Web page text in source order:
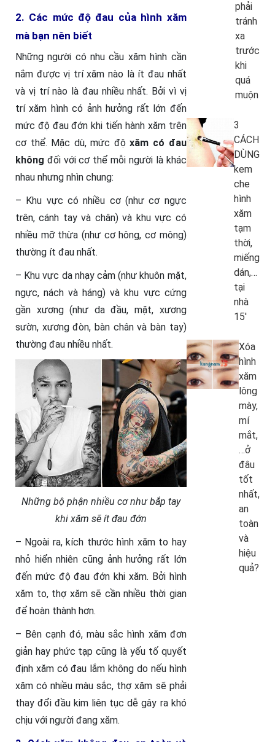
2. Các mức độ đau của hình xăm
mà bạn nên biết
Những người có nhu cầu xăm hình cần
nắm được vị trí xăm nào là ít đau nhất
và vị trí nào là đau nhiều nhất. Bởi vì vị
trí xăm hình có ảnh hưởng rất lớn đến
mức độ đau đớn khi tiến hành xăm trên
cơ thể. Mặc dù, mức độ xăm có đau
không đối với cơ thể mỗi người là khác
nhau nhưng nhìn chung:
– Khu vực có nhiều cơ (như cơ ngực
trên, cánh tay và chân) và khu vực có
nhiều mỡ thừa (như cơ hông, cơ mông)
thường ít đau nhất.
– Khu vực da nhạy cảm (như khuôn mặt,
ngực, nách và háng) và khu vực cứng
gần xương (như da đầu, mặt, xương
sườn, xương đòn, bàn chân và bàn tay)
thường đau nhiều nhất.
Những bộ phận nhiều cơ như bắp tay
khi xăm sẽ ít đau đớn
– Ngoài ra, kích thước hình xăm to hay
nhỏ hiển nhiên cũng ảnh hưởng rất lớn
đến mức độ đau đớn khi xăm. Bởi hình
xăm to, thợ xăm sẽ cần nhiều thời gian
để hoàn thành hơn.
– Bên cạnh đó, màu sắc hình xăm đơn
giản hay phức tạp cũng là yếu tố quyết
định xăm có đau lắm không do nếu hình
xăm có nhiều màu sắc, thợ xăm sẽ phải
thay đổi đầu kim liên tục dễ gây ra khó
chịu với người đang xăm.
phải
tránh
xa
trước
khi
quá
muộn
3
CÁCH
DÙNG
kem
che
hình
xăm
tạm
thời,
miếng
dán,…
tại
nhà
15′
Xóa
hình
xăm
lông
mày,
mí
mắt,
…ở
đâu
tốt
nhất,
an
toàn
và
hiệu
quả?